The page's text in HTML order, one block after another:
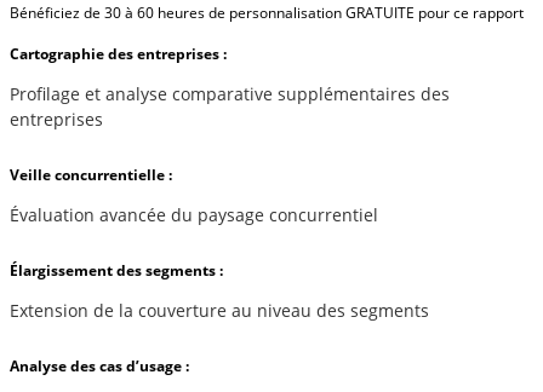
Bénéficiez de 30 à 60 heures de personnalisation GRATUITE pour ce rapport
Cartographie des entreprises :
Profilage et analyse comparative supplémentaires des
entreprises
Veille concurrentielle :
Évaluation avancée du paysage concurrentiel
Élargissement des segments :
Extension de la couverture au niveau des segments
Analyse des cas d’usage :